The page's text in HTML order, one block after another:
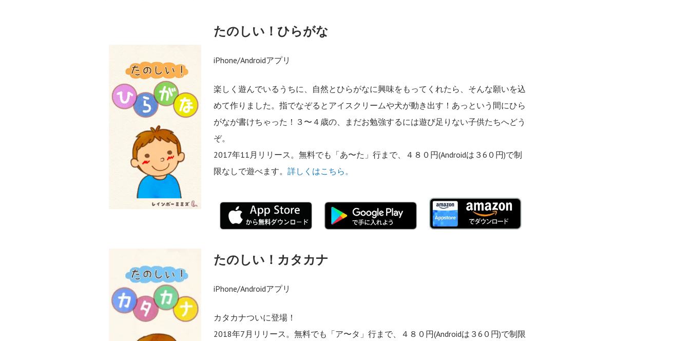
たのしい！ひらがな
iPhone/Androidアプリ
楽しく遊んでいるうちに、自然とひらがなに興味をもってくれたら、そんな願いを込
めて作りました。指でなぞるとアイスクリームや犬が動き出す！あっという間にひら
がなが書けちゃった！３〜４歳の、まだお勉強するには遊び足りない子供たちへどう
ぞ。
2017年11月リリース。無料でも「あ〜た」行まで、４８０円(Androidは３6０円)で制
限なしで遊べます。詳しくはこちら。
たのしい！カタカナ
iPhone/Androidアプリ
カタカナついに登場！
2018年7月リリース。無料でも「ア〜タ」行まで、４８０円(Androidは３6０円)で制限